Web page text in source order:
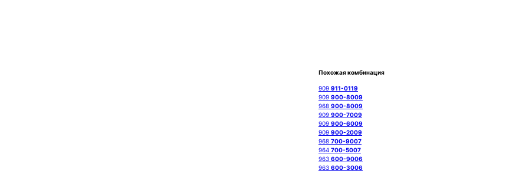
Похожая комбинация
909 911-0119
909 900-8009
968 900-8009
909 900-7009
909 900-6009
909 900-2009
968 700-9007
964 700-5007
963 600-9006
963 600-3006